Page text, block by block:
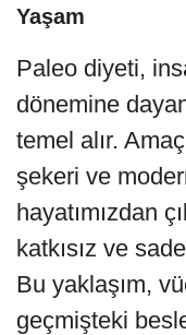
Yaşam
Paleo diyeti,
dönemine
temel alır.
şekeri ve
hayatımızdan
katkısız ve
Bu yaklaşım,
geçmişteki